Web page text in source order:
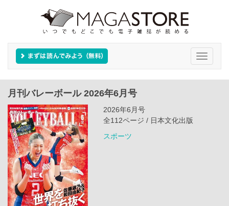
Toggle
月刊バレーボール 2026年6月号
2026年6月号
全112ページ / 日本文化出版
スポーツ